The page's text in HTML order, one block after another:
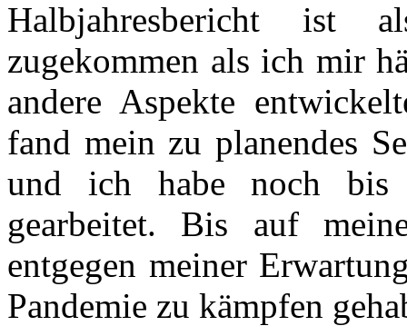
Halbjahresbericht
zugekommen als ich mir
andere Aspekte
fand mein zu planendes
und ich habe noch bis
gearbeitet. Bis auf
entgegen meiner
Pandemie zu kämpfen